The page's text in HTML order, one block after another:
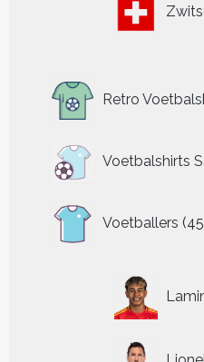
Retro
Voetbalshirts
Voetballers